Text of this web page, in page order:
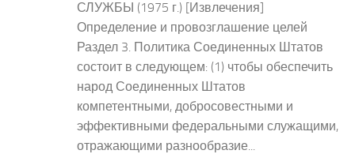
СЛУЖБЫ (1975 г.) [Извлечения]
Определение и провозглашение целей
Раздел 3. Политика Соединенных Штатов
состоит в следующем: (1) чтобы обеспечить
народ Соединенных Штатов
компетентными, добросовестными и
эффективными федеральными служащими,
отражающими разнообразие...